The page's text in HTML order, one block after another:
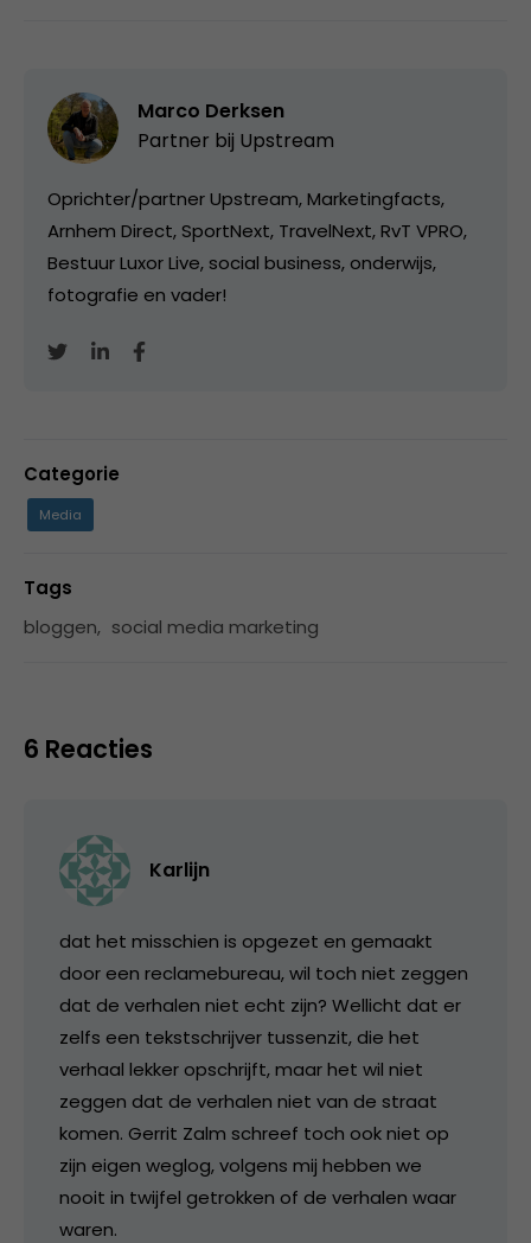
Marco Derksen
Partner bij Upstream
Oprichter/partner Upstream, Marketingfacts,
Arnhem Direct, SportNext, TravelNext, RvT VPRO,
Bestuur Luxor Live, social business, onderwijs,
fotografie en vader!
Categorie
Media
Tags
bloggen, social media marketing
6 Reacties
Karlijn
dat het misschien is opgezet en gemaakt
door een reclamebureau, wil toch niet zeggen
dat de verhalen niet echt zijn? Wellicht dat er
zelfs een tekstschrijver tussenzit, die het
verhaal lekker opschrijft, maar het wil niet
zeggen dat de verhalen niet van de straat
komen. Gerrit Zalm schreef toch ook niet op
zijn eigen weglog, volgens mij hebben we
nooit in twijfel getrokken of de verhalen waar
waren.